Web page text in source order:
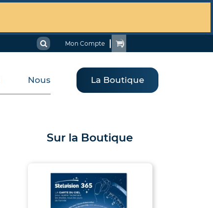
Mon Compte
Nous La Boutique
Sur la Boutique